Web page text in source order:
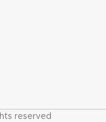
reserved